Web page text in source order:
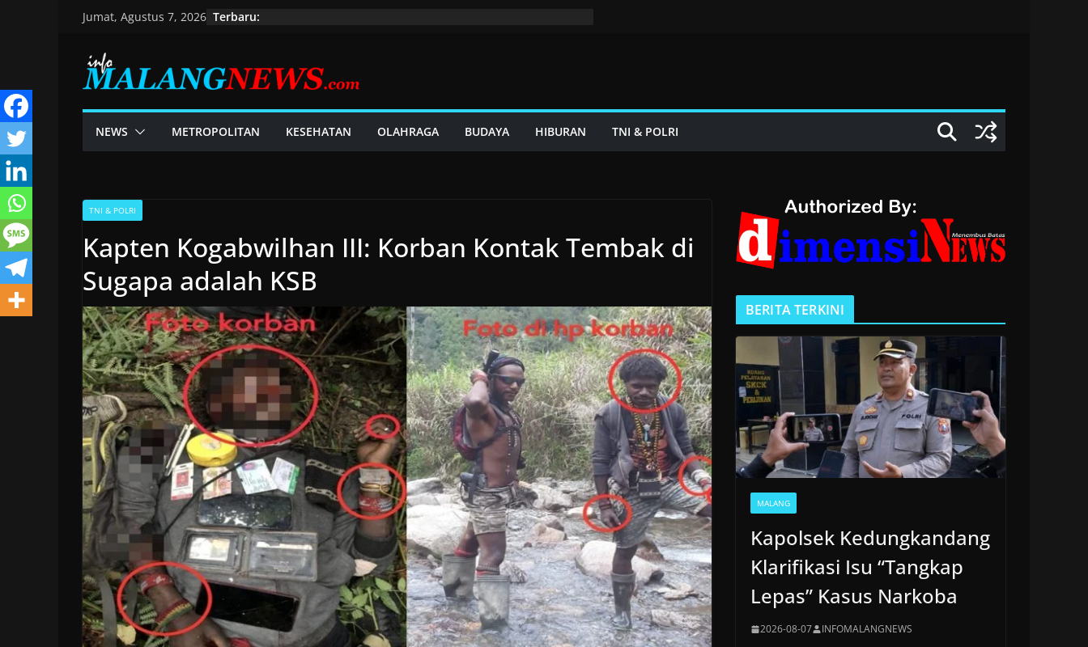
content
Jumat, Agustus 7, 2026 Terbaru:
NEWS METROPOLITAN KESEHATAN OLAHRAGA BUDAYA HIBURAN TNI & POLRI
TNI & POLRI
Kapten Kogabwilhan III: Korban Kontak Tembak di
Sugapa adalah KSB
BERITA TERKINI
MALANG
Kapolsek Kedungkandang
Klarifikasi Isu “Tangkap
Lepas” Kasus Narkoba
2026-08-07 INFOMALANGNEWS